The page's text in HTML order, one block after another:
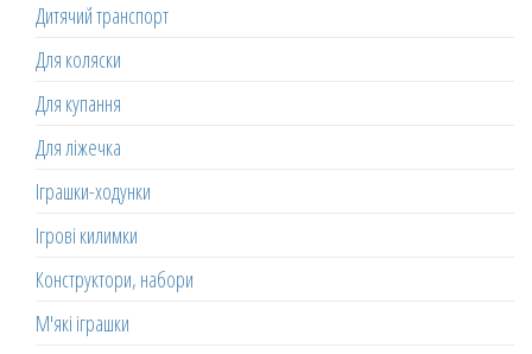
Дитячий транспорт
Для коляски
Для купання
Для ліжечка
Іграшки-ходунки
Ігрові килимки
Конструктори, набори
М'які іграшки